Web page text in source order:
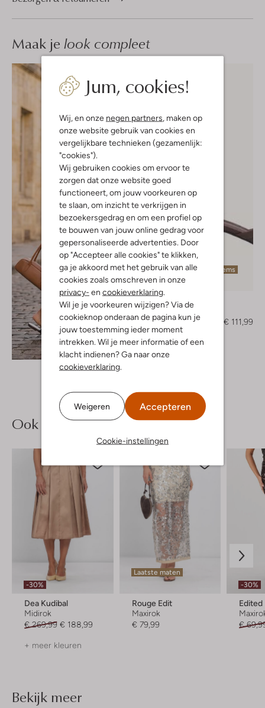
Jum, cookies!
Wij, en onze negen partners, maken op
onze website gebruik van cookies en
vergelijkbare technieken (gezamenlijk:
"cookies").
Wij gebruiken cookies om ervoor te
zorgen dat onze website goed
functioneert, om jouw voorkeuren op
te slaan, om inzicht te verkrijgen in
bezoekersgedrag en om een profiel op
te bouwen van jouw online gedrag voor
gepersonaliseerde advertenties. Door
op "Accepteer alle cookies" te klikken,
ga je akkoord met het gebruik van alle
cookies zoals omschreven in onze
privacy- en cookieverklaring.
Wil je je voorkeuren wijzigen? Via de
cookieknop onderaan de pagina kun je
jouw toestemming ieder moment
intrekken. Wil je meer informatie of een
klacht indienen? Ga naar onze
cookieverklaring.
Weigeren Accepteren
Cookie-instellingen
Maak je look compleet
Ontdek de look
Laatste items
Toral
Muiltjes
€ 159,99
€ 111,99
Ook iets voor jou?
-30%
Dea Kudibal
Midirok
€ 269,99 € 188,99
+ meer kleuren
Laatste maten
Rouge Edit
Maxirok
€ 79,99
-30%
Edited
€
Bekijk meer